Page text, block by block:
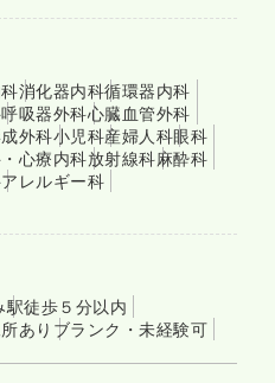
消化器内科循環器内科
呼吸器外科心臓血管外科
外科小児科産婦人科眼科
心療内科放射線科麻酔科
アレルギー科
駅徒歩５分以内
あり ブランク・未経験可